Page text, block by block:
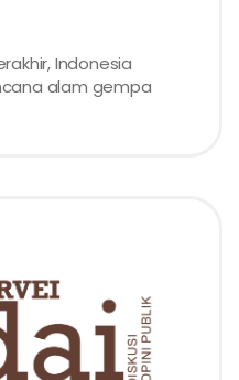
Indonesia
alam gempa